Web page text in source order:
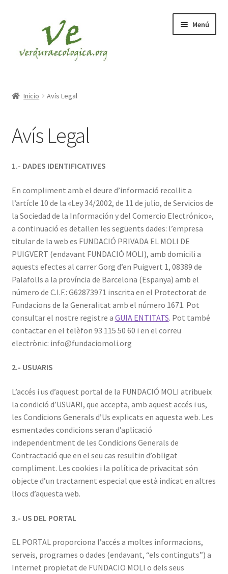
navegación
Menú
VERDURA
FRUTA
Inicio Avís Legal
Avís Legal
1.- DADES IDENTIFICATIVES
En compliment amb el deure d’informació recollit a
l’artícle 10 de la «Ley 34/2002, de 11 de julio, de Servicios de
la Sociedad de la Información y del Comercio Electrónico»,
a continuació es detallen les següents dades: l’empresa
titular de la web es FUNDACIÓ PRIVADA EL MOLI DE
PUIGVERT (endavant FUNDACIÓ MOLI), amb domicili a
aquests efectes al carrer Gorg d’en Puigvert 1, 08389 de
Palafolls a la província de Barcelona (Espanya) amb el
número de C.I.F.: G62873971 inscrita en el Protectorat de
Fundacions de la Generalitat amb el número 1671. Pot
consultar el nostre registre a GUIA ENTITATS. Pot també
contactar en el telèfon 93 115 50 60 i en el correu
electrònic: info@fundaciomoli.org
2.- USUARIS
L’accés i us d’aquest portal de la FUNDACIÓ MOLI atribueix
la condició d’USUARI, que accepta, amb aquest accés i us,
les Condicions Generals d’Us explicats en aquesta web. Les
esmentades condicions seran d’aplicació
independentment de les Condicions Generals de
Contractació que en el seu cas resultin d’obligat
compliment. Les cookies i la política de privacitat són
objecte d’un tractament especial que està indicat en altres
llocs d’aquesta web.
3.- US DEL PORTAL
EL PORTAL proporciona l’accés a moltes informacions,
serveis, programes o dades (endavant, “els continguts”) a
Internet propietat de FUNDACIO MOLI o dels seus